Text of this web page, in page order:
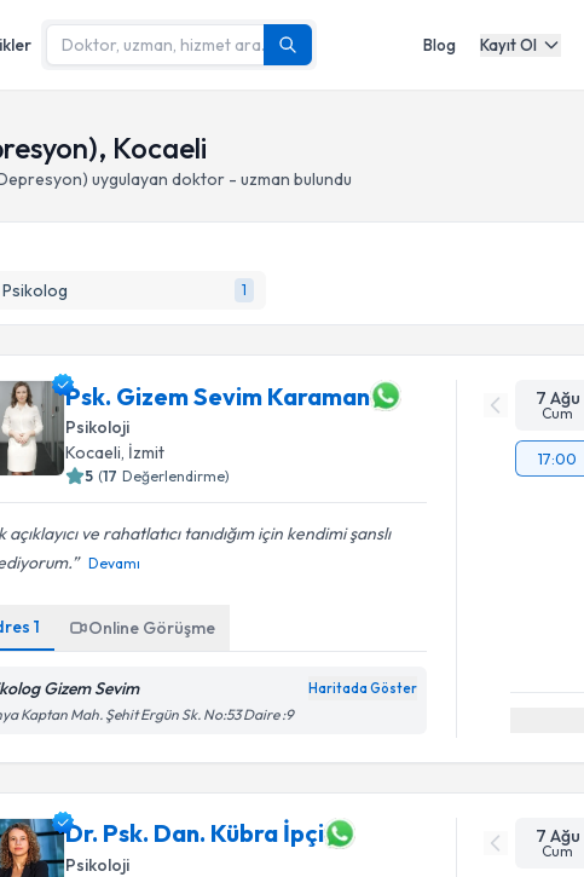
Blog Kayıt Ol
Kocaeli
uygulayan doktor - uzman bulundu
1
Psk. Gizem Sevim Karaman
Psikoloji
Kocaeli, İzmit
5 (17 Değerlendirme)
açıklayıcı ve rahatlatıcı tanıdığım için kendimi şanslı
Devamı
1 Online Görüşme
Gizem Sevim Haritada Göster
Kaptan Mah. Şehit Ergün Sk. No:53 Daire :9
7 Ağu
Cum
17:00
Dr. Psk. Dan. Kübra İpçi
Psikoloji
7 Ağu
Cum